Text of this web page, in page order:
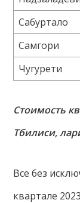
Сабуртало
Самгори
Чугурети
Стоимость
Тбилиси,
Все без
квартале